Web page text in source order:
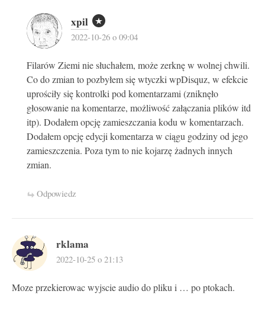
xpil
2022-10-26 o 09:04
Filarów Ziemi nie słuchałem, może zerknę w wolnej chwili.
Co do zmian to pozbyłem się wtyczki wpDisquz, w efekcie
uprościły się kontrolki pod komentarzami (zniknęło
głosowanie na komentarze, możliwość załączania plików itd
itp). Dodałem opcję zamieszczania kodu w komentarzach.
Dodałem opcję edycji komentarza w ciągu godziny od jego
zamieszczenia. Poza tym to nie kojarzę żadnych innych
zmian.
Odpowiedz
rklama
2022-10-25 o 21:13
Moze przekierowac wyjscie audio do pliku i … po ptokach.